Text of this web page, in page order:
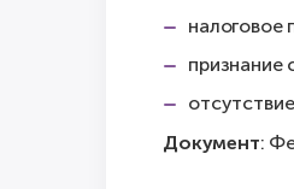
налоговое
Документ: